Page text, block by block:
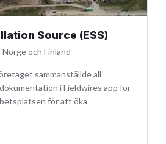
Source (ESS)
Norge och Finland
sammanställde all
i Fieldwires app för
för att öka